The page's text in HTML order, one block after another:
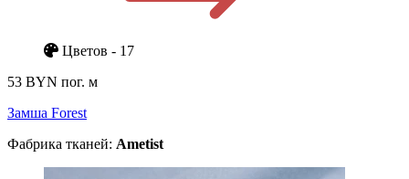
Цветов - 17
53 BYN пог. м
Замша Forest
Фабрика тканей: Ametist